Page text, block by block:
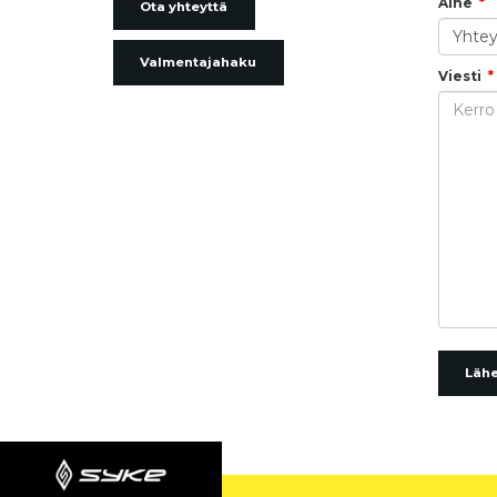
Ota yhteyttä
Valmentajahaku
Viesti